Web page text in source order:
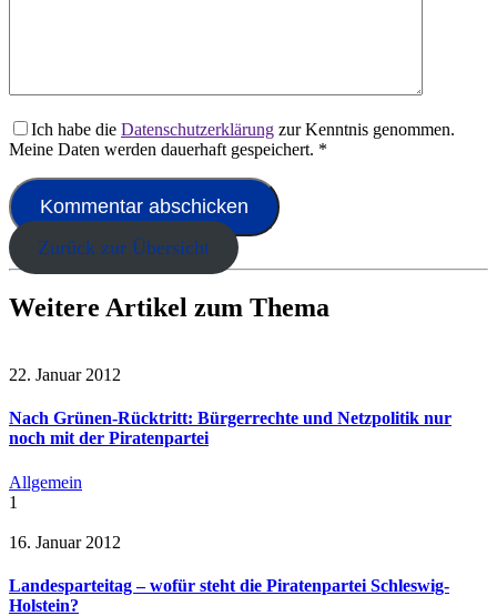
Ich habe die Datenschutzerklärung zur Kenntnis genommen.
Meine Daten werden dauerhaft gespeichert. *
Zurück zur Übersicht
Weitere Artikel zum Thema
22. Januar 2012
Nach Grünen-Rücktritt: Bürgerrechte und Netzpolitik nur
noch mit der Piratenpartei
Allgemein
1
16. Januar 2012
Landesparteitag – wofür steht die Piratenpartei Schleswig-
Holstein?